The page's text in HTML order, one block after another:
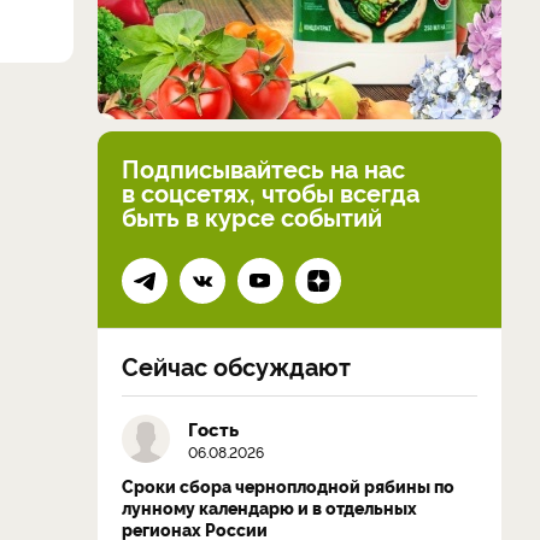
Подписывайтесь на нас
в соцсетях, чтобы всегда
быть в курсе событий
Сейчас обсуждают
Гость
06.08.2026
Сроки сбора черноплодной рябины по
лунному календарю и в отдельных
регионах России